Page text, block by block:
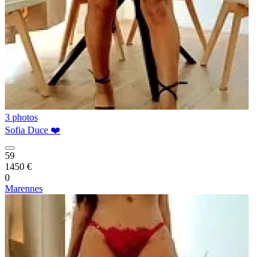
3 photos
Sofia Duce ❤️
59
1450 €
0
Marennes